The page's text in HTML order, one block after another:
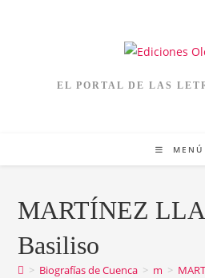
EL PORTAL DE LAS
MENÚ
MARTÍNEZ
Basiliso
> Biografías de Cuenca > m >